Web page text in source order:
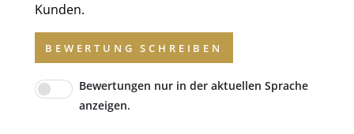
Kunden.
BEWERTUNG SCHREIBEN
Bewertungen nur in der aktuellen Sprache
anzeigen.